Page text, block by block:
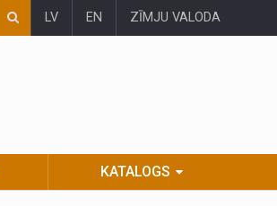
LV EN ZĪMJU VALODA
KATALOGS